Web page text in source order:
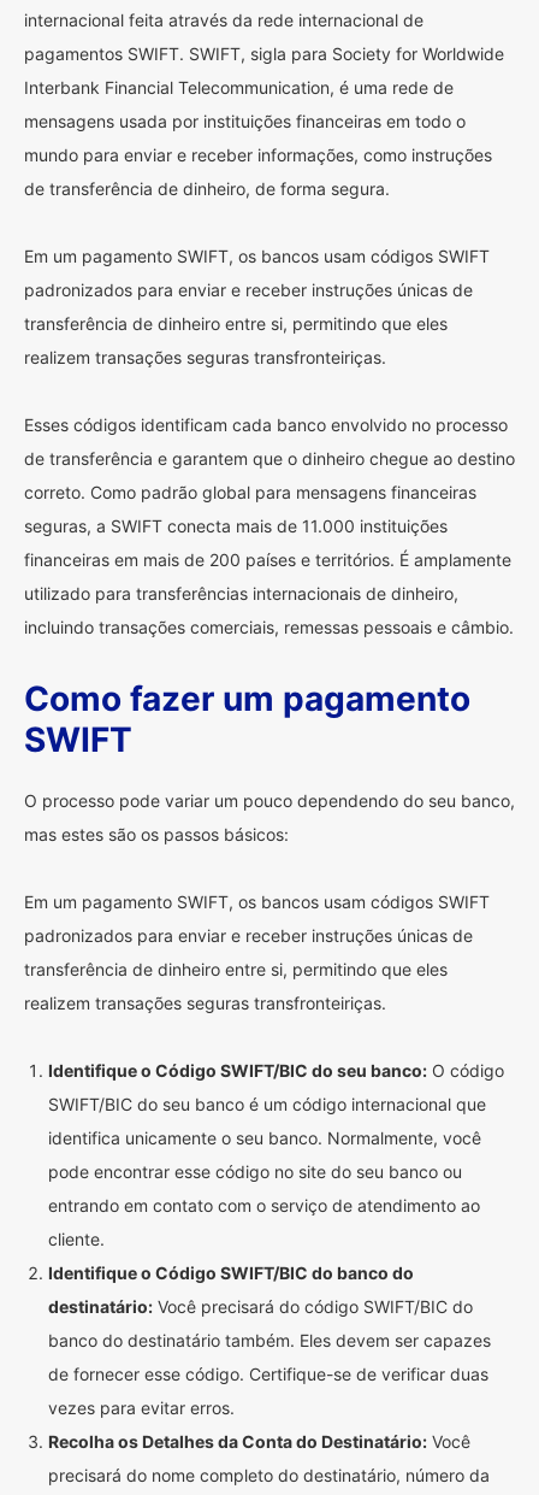
internacional feita através da rede internacional de
pagamentos SWIFT. SWIFT, sigla para Society for Worldwide
Interbank Financial Telecommunication, é uma rede de
mensagens usada por instituições financeiras em todo o
mundo para enviar e receber informações, como instruções
de transferência de dinheiro, de forma segura.
Em um pagamento SWIFT, os bancos usam códigos SWIFT
padronizados para enviar e receber instruções únicas de
transferência de dinheiro entre si, permitindo que eles
realizem transações seguras transfronteiriças.
Esses códigos identificam cada banco envolvido no processo
de transferência e garantem que o dinheiro chegue ao destino
correto. Como padrão global para mensagens financeiras
seguras, a SWIFT conecta mais de 11.000 instituições
financeiras em mais de 200 países e territórios. É amplamente
utilizado para transferências internacionais de dinheiro,
incluindo transações comerciais, remessas pessoais e câmbio.
Como fazer um pagamento
SWIFT
O processo pode variar um pouco dependendo do seu banco,
mas estes são os passos básicos:
Em um pagamento SWIFT, os bancos usam códigos SWIFT
padronizados para enviar e receber instruções únicas de
transferência de dinheiro entre si, permitindo que eles
realizem transações seguras transfronteiriças.
Identifique o Código SWIFT/BIC do seu banco: O código
SWIFT/BIC do seu banco é um código internacional que
identifica unicamente o seu banco. Normalmente, você
pode encontrar esse código no site do seu banco ou
entrando em contato com o serviço de atendimento ao
cliente.
Identifique o Código SWIFT/BIC do banco do
destinatário: Você precisará do código SWIFT/BIC do
banco do destinatário também. Eles devem ser capazes
de fornecer esse código. Certifique-se de verificar duas
vezes para evitar erros.
Recolha os Detalhes da Conta do Destinatário: Você
precisará do nome completo do destinatário, número da